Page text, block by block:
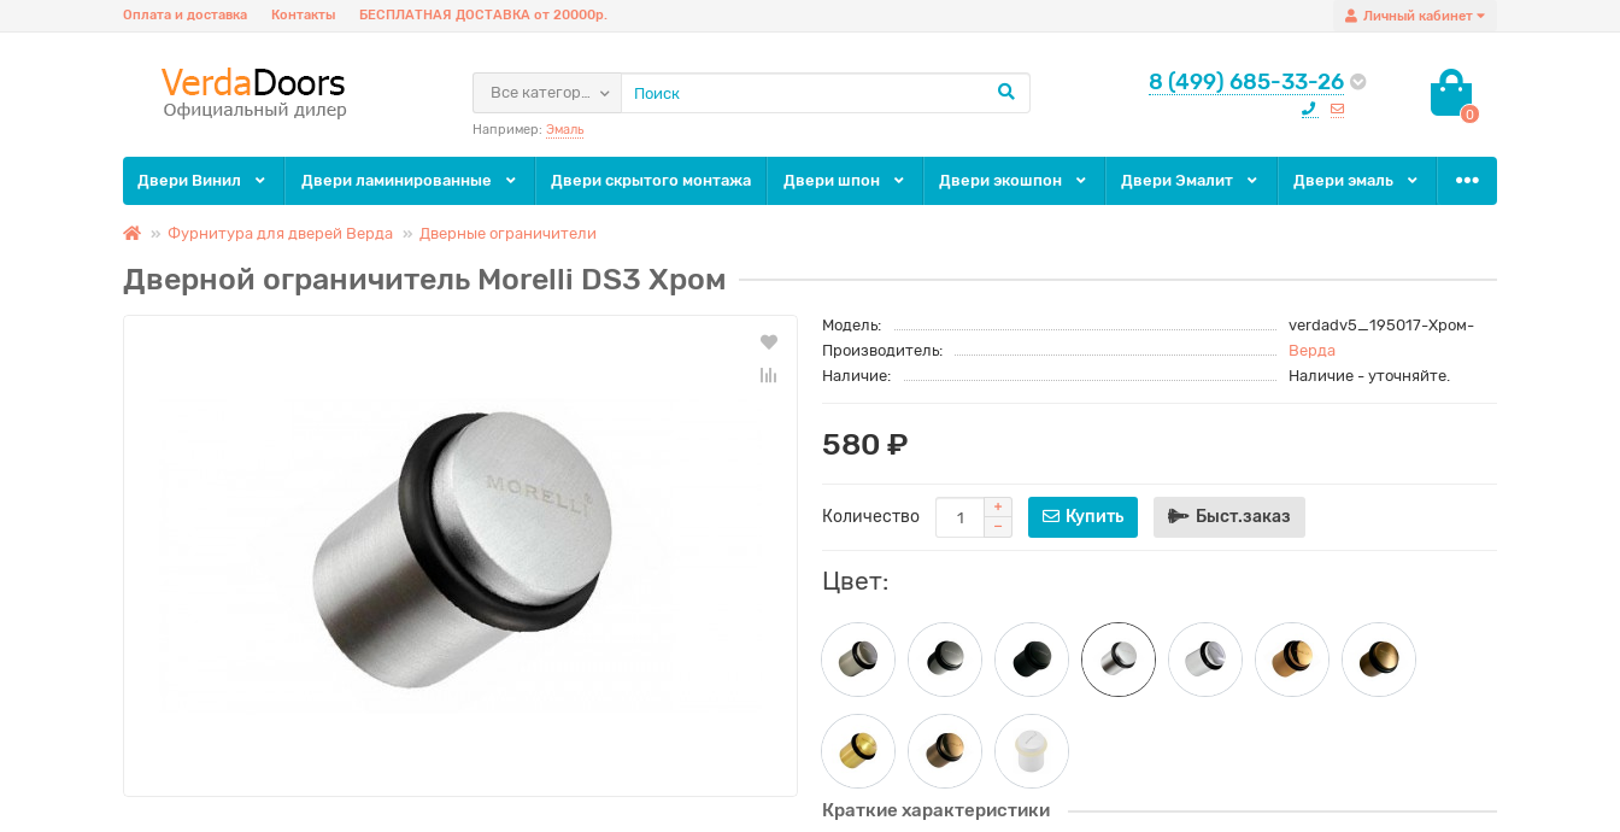
Личный кабинет
Оплата и доставка Контакты БЕСПЛАТНАЯ ДОСТАВКА от 20000р.
8 (499) 685-33-26
0
Все категории
Например: Эмаль
Двери Винил Двери ламинированные Двери скрытого монтажа Двери шпон Двери экошпон Двери Эмалит Двери эмаль
Фурнитура для дверей Верда Дверные ограничители
Дверной ограничитель Morelli DS3 Хром
Модель:
verdadv5_195017-Хром-
Производитель:
Верда
Наличие:
Наличие - уточняйте.
580 ₽
Количество Купить Быст.заказ
Цвет:
Краткие характеристики